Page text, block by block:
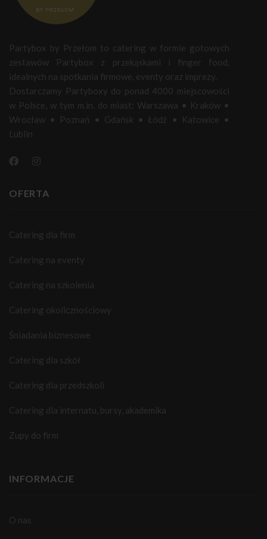
Partybox by Przełom to catering w formie gotowych
zestawów Partybox z przekąskami i finger food,
idealnych na spotkania firmowe, eventy oraz imprezy.
Dostarczamy Partyboxy do ponad 4000 miejscowości
w Polsce, w tym m.in. do miast: Warszawa • Kraków •
Wrocław • Poznań • Gdańsk • Łódź • Katowice •
Lublin
OFERTA
Catering dla firm
Catering na eventy
Catering na szkolenia
Catering okolicznościowy
Śniadania biznesowe
Catering dla szkół
Catering dla przedszkoli
Catering dla internatu, bursy, akademika
Zupy do firm
INFORMACJE
O nas